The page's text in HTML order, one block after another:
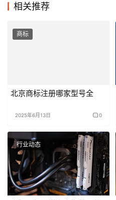
相关推荐
商标
北京商标注册哪家型号全
2025年6月13日 0
行业动态